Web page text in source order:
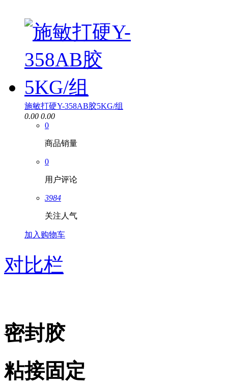
施敏打硬Y-358AB胶5KG/组
0.00 0.00
0
商品销量
0
用户评论
3984
关注人气
加入购物车
对比栏
密封胶
粘接固定